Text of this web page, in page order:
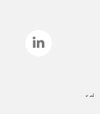
แบรนด์ที่